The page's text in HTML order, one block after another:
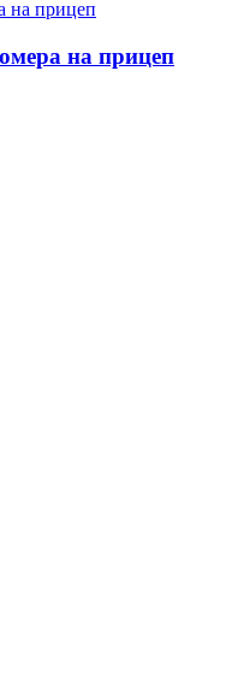
на прицеп